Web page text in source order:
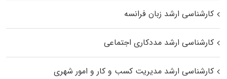
کارشناسی ارشد زبان فرانسه
کارشناسی ارشد مددکاری اجتماعی
کارشناسی ارشد مدیریت کسب و کار و امور شهری